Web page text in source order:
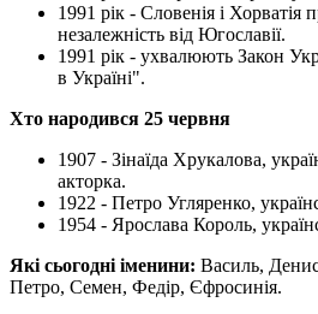
1991 рік - Словенія і Хорватія
незалежність від Югославії.
1991 рік - ухвалюють Закон
в Україні".
Хто народився 25 червня
1907 - Зінаїда Хрукалова,
акторка.
1922 - Петро Угляренко,
1954 - Ярослава Король,
Які сьогодні іменини: Василь,
Петро, Семен, Федір, Єфросинія.